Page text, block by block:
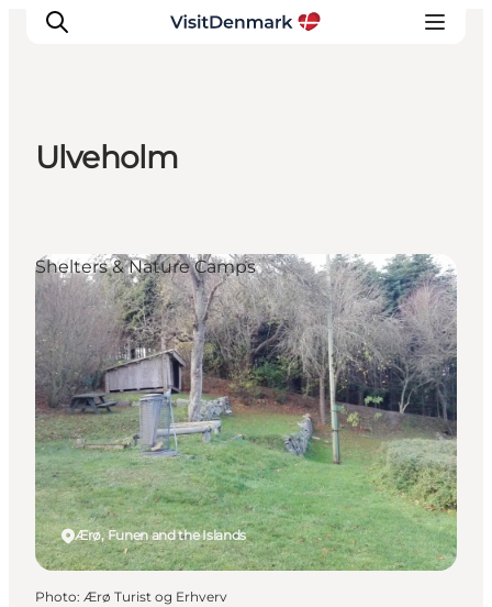
Quoi faire
Hébergements
Planifiez votre voyage
Ulveholm
Ærø, Funen and the Islands
Shelters & Nature Camps
Photo: Ærø Turist og Erhverv